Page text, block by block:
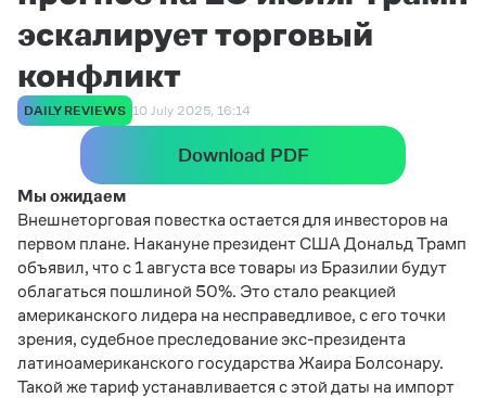
эскалирует торговый
конфликт
DAILY REVIEWS 10 July 2025, 16:14
Download PDF
Мы ожидаем
Внешнеторговая повестка остается для инвесторов на
первом плане. Накануне президент США Дональд Трамп
объявил, что с 1 августа все товары из Бразилии будут
облагаться пошлиной 50%. Это стало реакцией
американского лидера на несправедливое, с его точки
зрения, судебное преследование экс-президента
латиноамериканского государства Жаира Болсонару.
Такой же тариф устанавливается с этой даты на импорт